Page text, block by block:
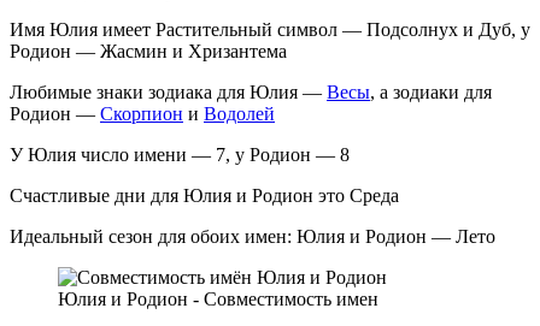
Имя Юлия имеет Растительный символ — Подсолнух и Дуб, у
Родион — Жасмин и Хризантема
Любимые знаки зодиака для Юлия — Весы, а зодиаки для
Родион — Скорпион и Водолей
У Юлия число имени — 7, у Родион — 8
Счастливые дни для Юлия и Родион это Среда
Идеальный сезон для обоих имен: Юлия и Родион — Лето
Юлия и Родион - Совместимость имен